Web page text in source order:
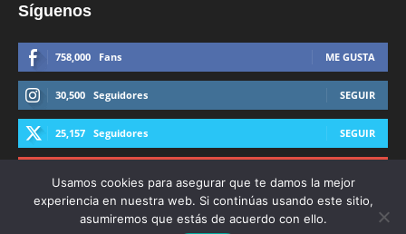
Síguenos
758,000 Fans ME GUSTA
30,500 Seguidores SEGUIR
25,157 Seguidores SEGUIR
Usamos cookies para asegurar que te damos la mejor
experiencia en nuestra web. Si continúas usando este sitio,
asumiremos que estás de acuerdo con ello.